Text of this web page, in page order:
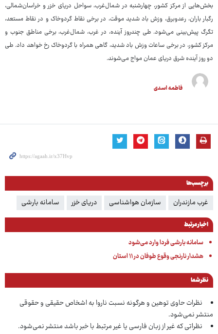
بخش‌هایی از مرکز کشور، چهارشنبه در شمال‌غرب، سواحل دریای خزر و خراسان‌شمالی،
رگبار باران، رعدوبرق، وزش باد شدید موقت، در برخی نقاط گردوخاک و در نقاط مستعد،
تگرگ پیش‌بینی می‌شود. طی چندروز آینده، در غرب، شمال‌غرب، برخی مناطق جنوب و
مرکز کشور، در برخی ساعات وزش باد شدید، گاهی همراه با گردوخاک رخ خواهد داد. طی
دو روز آینده شرق دریای عمان مواج می‌شوند.
فاطمه اسدی
برچسب‌ها
غرب مازندران سازمان هواشناسی دریای خزر سامانه بارشی
اخبار مرتبط
سامانه بارشی فردا وارد می‌شود
هشدار نارنجی وقوع طوفان در ۱۱ استان
نظر شما
نظرات حاوی توهین و هرگونه نسبت ناروا به اشخاص حقیقی و حقوقی
منتشر نمی‌شود.
نظراتی که غیر از زبان فارسی یا غیر مرتبط با خبر باشد منتشر نمی‌شود.